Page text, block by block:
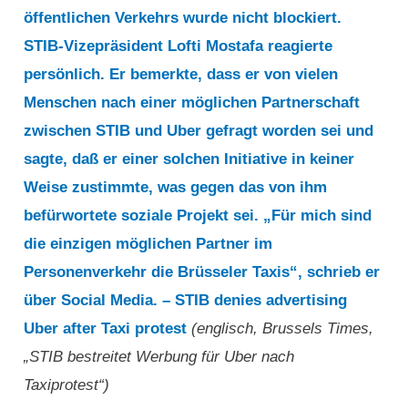
öffentlichen Verkehrs wurde nicht blockiert.
STIB-Vizepräsident Lofti Mostafa reagierte
persönlich. Er bemerkte, dass er von vielen
Menschen nach einer möglichen Partnerschaft
zwischen STIB und Uber gefragt worden sei und
sagte, daß er einer solchen Initiative in keiner
Weise zustimmte, was gegen das von ihm
befürwortete soziale Projekt sei. „Für mich sind
die einzigen möglichen Partner im
Personenverkehr die Brüsseler Taxis“, schrieb er
über Social Media. – STIB denies advertising
Uber after Taxi protest (englisch, Brussels Times,
„STIB bestreitet Werbung für Uber nach
Taxiprotest“)